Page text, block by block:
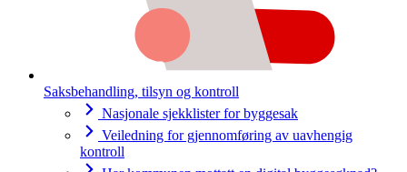
Saksbehandling, tilsyn og kontroll
Nasjonale sjekklister for byggesak
Veiledning for gjennomføring av uavhengig
kontroll